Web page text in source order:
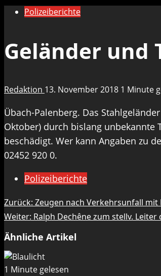
Polizeiberichte
Geländer und
Redaktion 13. November 2018 1 Minute
Übach-Palenberg. Das
Oktober) durch bislang unbekannte
beschädigt. Wer kann Angaben zu
02452 920 0.
Polizeiberichte
Beitragsnavigation
Zurück: Zeugen nach Verkehrsunfall
Weiter: Ralph Dechêne zum stellv.
Ähnliche Artikel
1 Minute gelesen